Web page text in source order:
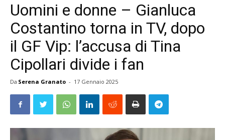
Uomini e donne – Gianluca
Costantino torna in TV, dopo
il GF Vip: l’accusa di Tina
Cipollari divide i fan
Da Serena Granato - 17 Gennaio 2025